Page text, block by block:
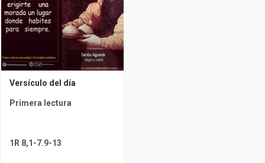
Versículo del día
Primera lectura
1R 8,1-7.9-13